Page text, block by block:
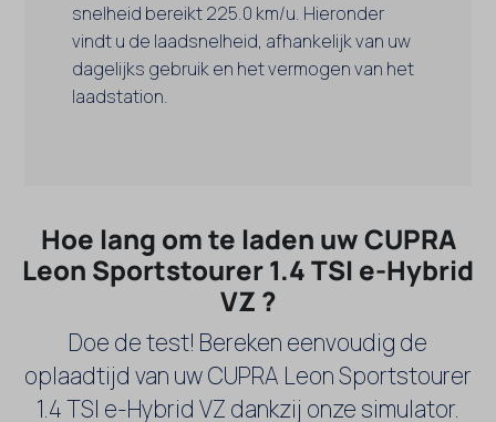
snelheid bereikt 225.0 km/u. Hieronder
vindt u de laadsnelheid, afhankelijk van uw
dagelijks gebruik en het vermogen van het
laadstation.
Hoe lang om te laden uw CUPRA
Leon Sportstourer 1.4 TSI e-Hybrid
VZ ?
Doe de test! Bereken eenvoudig de
oplaadtijd van uw CUPRA Leon Sportstourer
1.4 TSI e-Hybrid VZ dankzij onze simulator.